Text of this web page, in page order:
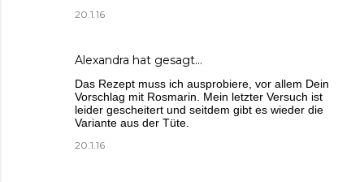
20.1.16
Alexandra hat gesagt…
Das Rezept muss ich ausprobiere, vor allem Dein
Vorschlag mit Rosmarin. Mein letzter Versuch ist
leider gescheitert und seitdem gibt es wieder die
Variante aus der Tüte.
20.1.16